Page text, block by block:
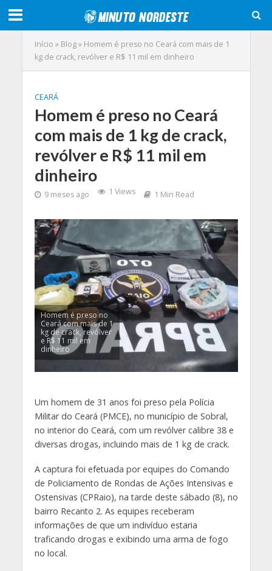
Início » Blog» Homem é preso no Ceará com mais de 1
kg de crack, revólver e R$ 11 mil em dinheiro
CEARÁ
Homem é preso no Ceará
com mais de 1 kg de crack,
revólver e R$ 11 mil em
dinheiro
9 meses ago 1 Views 1 Min Read
Homem é preso no
Ceará com mais de 1
kg de crack, revólver
e R$ 11 mil em
dinheiro
Um homem de 31 anos foi preso pela Polícia
Militar do Ceará (PMCE), no município de Sobral,
no interior do Ceará, com um revólver calibre 38 e
diversas drogas, incluindo mais de 1 kg de crack.
A captura foi efetuada por equipes do Comando
de Policiamento de Rondas de Ações Intensivas e
Ostensivas (CPRaio), na tarde deste sábado (8), no
bairro Recanto 2. As equipes receberam
informações de que um indivíduo estaria
traficando drogas e exibindo uma arma de fogo
no local.